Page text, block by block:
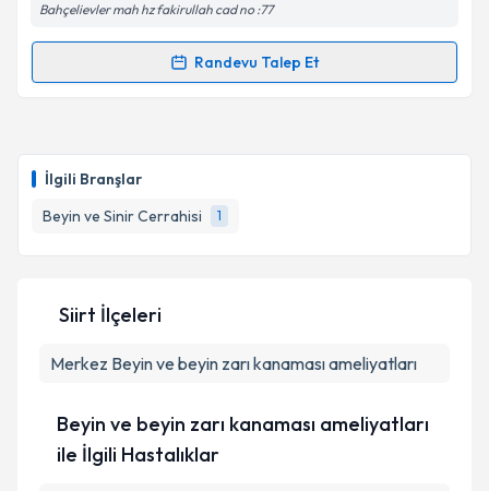
İlgili Branşlar
Beyin ve Sinir Cerrahisi
1
Bahçelievler mah hz fakirullah cad no :77
Randevu Talep Et
Randevu Takvimi Talebi
almanız için bir takvim hazırlandığında e-posta ile
bilgilendireceğiz.
E-posta Adresiniz
Kişisel verilerimin işlenmesine ilişkinAydınlatma
Siirt İlçeleri
Merkez Beyin ve beyin zarı kanaması ameliyatları
Beyin ve beyin zarı kanaması ameliyatları
ile İlgili Hastalıklar